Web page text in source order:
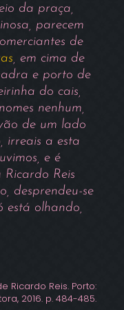
da praça,
parecem
de
, em cima de
e porto de
do cais,
nenhum,
de um lado
irreais a esta
e é
Ricardo Reis
desprendeu-se
está olhando,
Ricardo Reis. Porto:
2016. p. 484-485.